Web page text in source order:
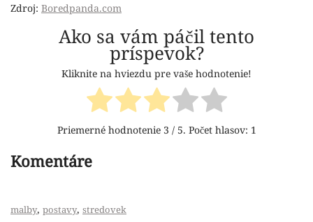
Zdroj: Boredpanda.com
Ako sa vám páčil tento
príspevok?
Kliknite na hviezdu pre vaše hodnotenie!
Priemerné hodnotenie 3 / 5. Počet hlasov: 1
Komentáre
malby, postavy, stredovek